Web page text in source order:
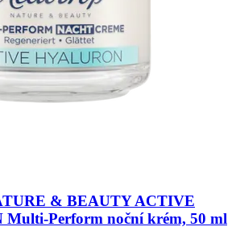
& BEAUTYACTIVE
Multi-​Perform noční krém, 50 ml